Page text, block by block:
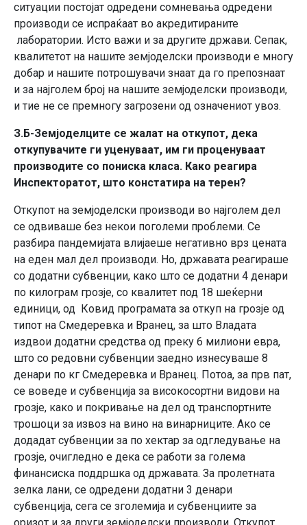
ситуации постојат одредени сомневања одредени
производи се испраќаат во акредитираните
лаборатории. Исто важи и за другите држави. Сепак,
квалитетот на нашите земјоделски производи е многу
добар и нашите потрошувачи знаат да го препознаат
и за најголем број на нашите земјоделски производи,
и тие не се премногу загрозени од означениот увоз.
З.Б-Земјоделците се жалат на откупот, дека
откупувачите ги уценуваат, им ги проценуваат
производите со пониска класа. Како реагира
Инспекторатот, што констатира на терен?
Откупот на земјоделски производи во најголем дел
се одвиваше без некои поголеми проблеми. Се
разбира пандемијата влијаеше негативно врз цената
на еден мал дел производи. Но, државата реагираше
со додатни субвенции, како што се додатни 4 денари
по килограм грозје, со квалитет под 18 шеќерни
единици, од Ковид програмата за откуп на грозје од
типот на Смедеревка и Вранец, за што Владата
издвои додатни средства од преку 6 милиони евра,
што со редовни субвенции заедно изнесуваше 8
денари по кг Смедеревка и Вранец. Потоа, за прв пат,
се воведе и субвенција за високосортни видови на
грозје, како и покривање на дел од транспортните
трошоци за извоз на вино на винарниците. Ако се
додадат субвенции за по хектар за одгледување на
грозје, очигледно е дека се работи за голема
финансиска поддршка од државата. За пролетната
зелка лани, се одредени додатни 3 денари
субвенција, сега се зголемија и субвенциите за